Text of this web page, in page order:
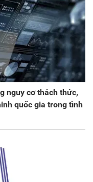
nguy cơ thách thức,
quốc gia trong tình